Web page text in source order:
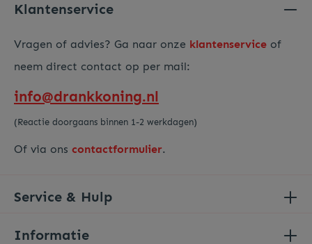
Klantenservice
Vragen of advies? Ga naar onze klantenservice of
neem direct contact op per mail:
info@drankkoning.nl
(Reactie doorgaans binnen 1-2 werkdagen)
Of via ons contactformulier.
Service & Hulp
Informatie